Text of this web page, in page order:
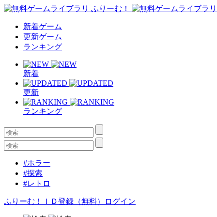
新着ゲーム
更新ゲーム
ランキング
新着
更新
ランキング
#ホラー
#探索
#レトロ
ふりーむ！ＩＤ登録（無料） ログイン